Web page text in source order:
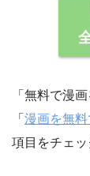
「無料で漫
「 漫画を無
項目をチェ